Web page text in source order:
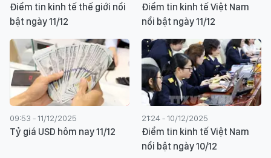
Điểm tin kinh tế thế giới nổi
bật ngày 11/12
Điểm tin kinh tế Việt Nam
nổi bật ngày 11/12
09:53 - 11/12/2025
Tỷ giá USD hôm nay 11/12
21:24 - 10/12/2025
Điểm tin kinh tế Việt Nam
nổi bật ngày 10/12